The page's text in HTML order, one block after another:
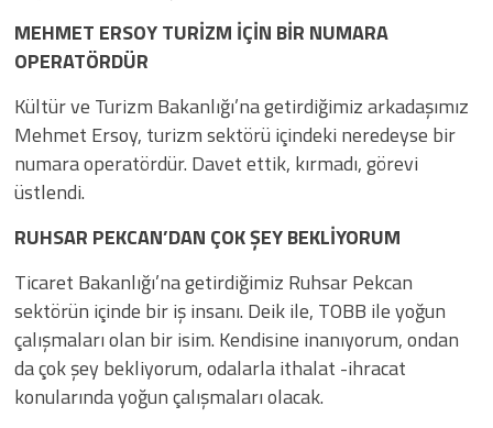
MEHMET ERSOY TURİZM İÇİN BİR NUMARA
OPERATÖRDÜR
Kültür ve Turizm Bakanlığı’na getirdiğimiz arkadaşımız
Mehmet Ersoy, turizm sektörü içindeki neredeyse bir
numara operatördür. Davet ettik, kırmadı, görevi
üstlendi.
RUHSAR PEKCAN’DAN ÇOK ŞEY BEKLİYORUM
Ticaret Bakanlığı’na getirdiğimiz Ruhsar Pekcan
sektörün içinde bir iş insanı. Deik ile, TOBB ile yoğun
çalışmaları olan bir isim. Kendisine inanıyorum, ondan
da çok şey bekliyorum, odalarla ithalat -ihracat
konularında yoğun çalışmaları olacak.